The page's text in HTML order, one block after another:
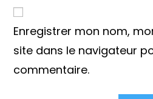
votre
site
(facultatif)
Enregistrer mon nom,
site dans le navigateur
commentaire.